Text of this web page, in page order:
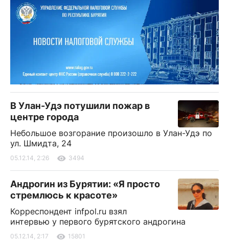
В Улан-Удэ потушили пожар в
центре города
Небольшое возгорание произошло в Улан-Удэ по
ул. Шмидта, 24
05.12.14, 2:26 3494
Андрогин из Бурятии: «Я просто
стремлюсь к красоте»
Корреспондент infpol.ru взял
интервью у первого бурятского андрогина
05.12.14, 2:17 15801